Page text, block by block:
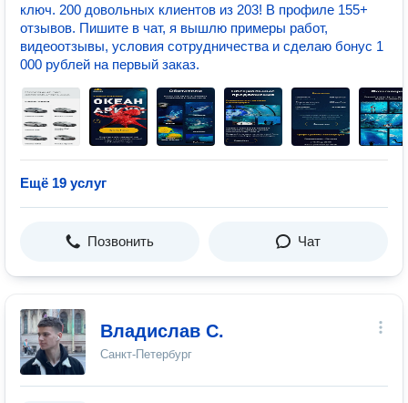
ключ. 200 довольных клиентов из 203! В профиле 155+
отзывов. Пишите в чат, я вышлю примеры работ,
видеоотзывы, условия сотрудничества и сделаю бонус 1
000 рублей на первый заказ.
Ещё 19 услуг
Позвонить Чат
Владислав С.
Санкт-Петербург